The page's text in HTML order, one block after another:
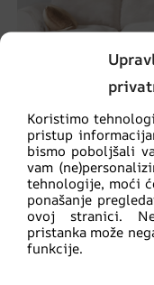
Koristimo
pristup
bismo poboljšali
vam
tehnologije, moći
ponašanje
ovoj stranici.
pristanka može
funkcije.
Zidni
AKCIJA!